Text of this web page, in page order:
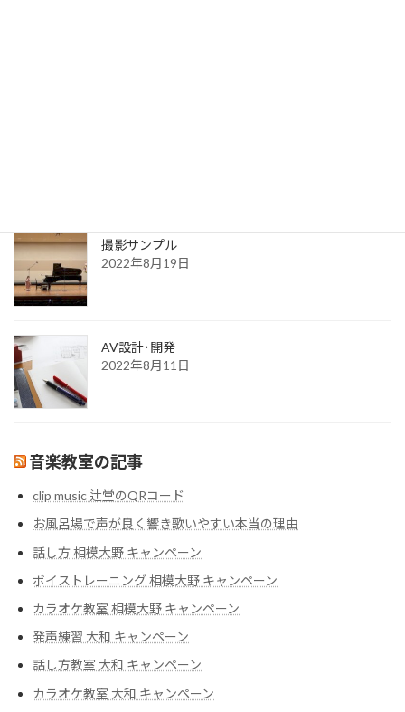
撮影サンプル
2022年8月19日
AV設計･開発
2022年8月11日
音楽教室の記事
clip music 辻堂のQRコード
お風呂場で声が良く響き歌いやすい本当の理由
話し方 相模大野 キャンペーン
ボイストレーニング 相模大野 キャンペーン
カラオケ教室 相模大野 キャンペーン
発声練習 大和 キャンペーン
話し方教室 大和 キャンペーン
カラオケ教室 大和 キャンペーン